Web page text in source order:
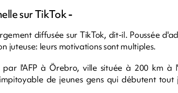
sur TikTok-
diffusée sur TikTok, dit-il. Poussée
leurs motivations sont multiples.
l'AFP à Örebro, ville située à 200 km à
de jeunes gens qui débutent tout